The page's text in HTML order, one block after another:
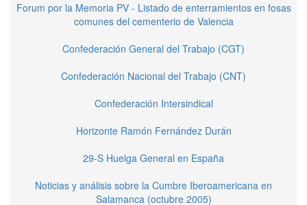
Forum por la Memoria PV - Listado de enterramientos en fosas
comunes del cementerio de Valencia
Confederación General del Trabajo (CGT)
Confederación Nacional del Trabajo (CNT)
Confederación Intersindical
Horizonte Ramón Fernández Durán
29-S Huelga General en España
Noticias y análisis sobre la Cumbre Iberoamericana en
Salamanca (octubre 2005)